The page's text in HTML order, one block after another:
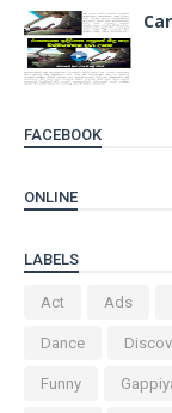
FACEBOOK
ONLINE
LABELS
Act Ads
Dance
Funny